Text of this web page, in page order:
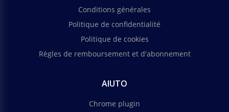
Conditions générales
Politique de confidentialité
Politique de cookies
Règles de remboursement et d'abonnement
AIUTO
Chrome plugin